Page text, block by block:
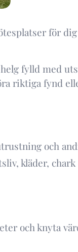
för
fylld med
riktiga fynd
och
kläder, chark
och knyta